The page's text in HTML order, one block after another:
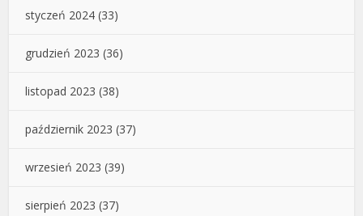
styczeń 2024 (33)
grudzień 2023 (36)
listopad 2023 (38)
październik 2023 (37)
wrzesień 2023 (39)
sierpień 2023 (37)